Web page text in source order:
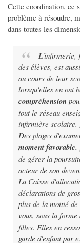
Cette coordination, ce
problème à résoudre,
dans toutes les
L'infirmerie,
des élèves, est
au cours de leur
lorsqu'elles en ont
compréhension
tout le réseau
infirmière
Des plages
moment favorable.
de gérer la
acteur de son
La Caisse
déclarations de
plus de la moitié
vous, sous la forme
filles. Elles en
garde d'enfant par